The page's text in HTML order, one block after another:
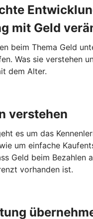
mit Geld
beim Thema Geld
Was sie verstehen
dem Alter.
verstehen
es um das
um einfache
Geld beim Bezahlen
vorhanden ist.